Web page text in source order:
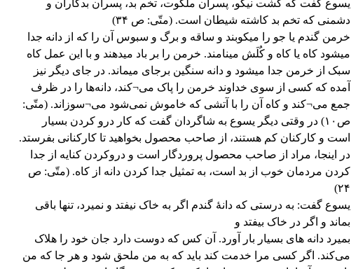
یسوع گفت که کشت نیکو، پسران ملکوت، تخم بد، پسران بدکاران و
دشمنی که تخم بد کاشته شیطان است. (متّی: ص ۳۴)
خرمن گندم یا جو را می‏کوبند و ساقه و برگ و سبوس آن را که از دانه جدا
می‏شود کاه یا کاه و کُلَش می‏نامند. خرمن را بر باد می‏دهند و با این عمل کاه
سبک از خرمن جدا می‏شود و دانه سنگین برجای می‏ماند. در جای دیگر نیز
آمده که کسی از سوی خداوند خرمن را پاک می¬کند، دانه‌ها را در ظرف
جمع می¬کند و کاه آن را با آتشی که خاموش نمی‌شود می¬سوزاند. (متّی:
ص۱۰) در وقتی دیگر یسوع به شاگردان گفت که کار درو کردن بسیار
است و کارکنان کم هستند، از صاحب محصول بخواهید تا کارکنانی بفرستد.
در اینجا، مراد از صاحب محصول پروردگار است و دروکردن کنایه از جدا
کردن مردمان خوب از بد است، به تمثیل جدا کردن دانه از کاه. (متّی: ص
۲۴)
یسوع گفت: به درستی که دانۀ گندم اگر به خاک نیفتد و نمیرد، تنها باقی
بماند و اگر در خاک بیفتد و
بمیرد دانه های بسیار بار آورد. آن کس که دوست دارد جان خود را هلاک
می‌کند. اگر کسی مرا خدمت کند باید که به من ملحق شود و هر جا که من